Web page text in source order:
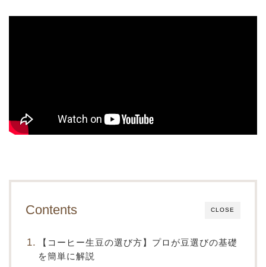
CLOSE
Contents
【コーヒー生豆の選び方】プロが豆選びの基礎
を簡単に解説